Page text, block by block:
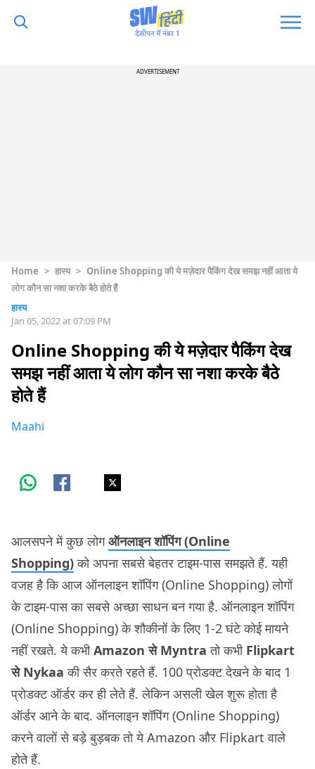
ADVERTISEMENT
Home > हास्य > Online Shopping की ये मज़ेदार पैकिंग देख समझ नहीं आता ये
लोग कौन सा नशा करके बैठे होते हैं
हास्य
Jan 05, 2022 at 07:09 PM
Online Shopping की ये मज़ेदार पैकिंग देख
समझ नहीं आता ये लोग कौन सा नशा करके बैठे
होते हैं
Maahi
आलसपने में कुछ लोगऑनलाइन शॉपिंग (Online
Shopping) को अपना सबसे बेहतर टाइम-पास समझते हैं. यही
वजह है कि आज ऑनलाइन शॉपिंग (Online Shopping) लोगों
के टाइम-पास का सबसे अच्छा साधन बन गया है. ऑनलाइन शॉपिंग
(Online Shopping) के शौकीनों के लिए 1-2 घंटे कोई मायने
नहीं रखते. ये कभीAmazon से Myntraतो कभी Flipkart
से Nykaa की सैर करते रहते हैं. 100 प्रोडक्ट देखने के बाद 1
प्रोडक्ट ऑर्डर कर ही लेते हैं. लेकिन असली खेल शुरू होता है
ऑर्डर आने के बाद. ऑनलाइन शॉपिंग (Online Shopping)
करने वालों से बड़े बुड़बक तो ये Amazon और Flipkart वाले
होते हैं.